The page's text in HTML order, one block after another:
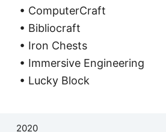
• ComputerCraft
• Bibliocraft
• Iron Chests
• Immersive Engineering
• Lucky Block
2020